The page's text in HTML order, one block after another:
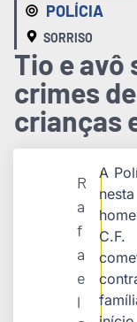
POLÍCIA
SORRISO
Tio e avô
crimes
crianças
R
a
f
a
e
l
A